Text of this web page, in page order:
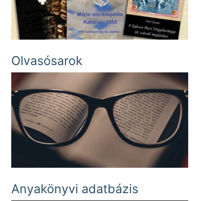
Olvasósarok
Anyakönyvi adatbázis